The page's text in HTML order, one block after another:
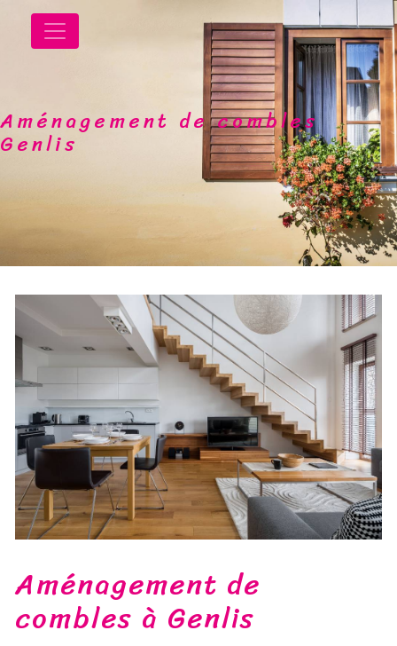
Panneau de gestion des cookies
Aménagement de combles
Genlis
Aménagement de
combles à Genlis